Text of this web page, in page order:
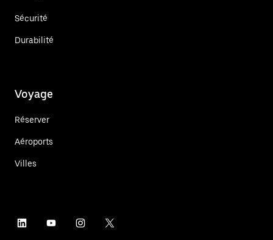
Sécurité
Durabilité
Voyage
Réserver
Aéroports
Villes